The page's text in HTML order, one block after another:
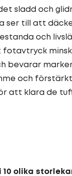
sladd och
ser till att
och
fotavtryck
bevarar
och
att klara de
10 olika